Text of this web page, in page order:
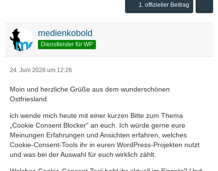
1. offizieller Beitrag
medienkobold
Dienstleister für WP
24. Juni 2026 um 12:26
Moin und herzliche Grüße aus dem wunderschönen
Ostfriesland.
ich wende mich heute mit einer kurzen Bitte zum Thema
„Cookie Consent Blocker“ an euch. Ich würde gerne eure
Meinungen Erfahrungen und Ansichten erfahren, welches
Cookie-Consent-Tools ihr in euren WordPress-Projekten nutzt
und was bei der Auswahl für euch wirklich zählt.